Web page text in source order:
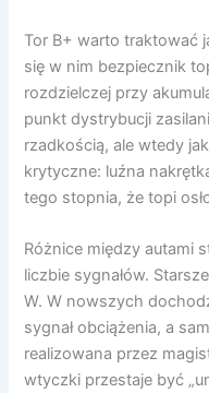
Tor B+ warto traktować
się w nim bezpiecznik
rozdzielczej przy
punkt dystrybucji
rzadkością, ale wtedy
krytyczne: luźna
tego stopnia, że topi
Różnice między autami
liczbie sygnałów.
W. W nowszych
sygnał obciążenia, a
realizowana przez
wtyczki przestaje być